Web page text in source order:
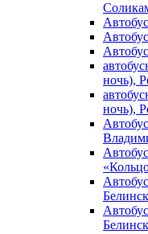
ночь),
ночь),